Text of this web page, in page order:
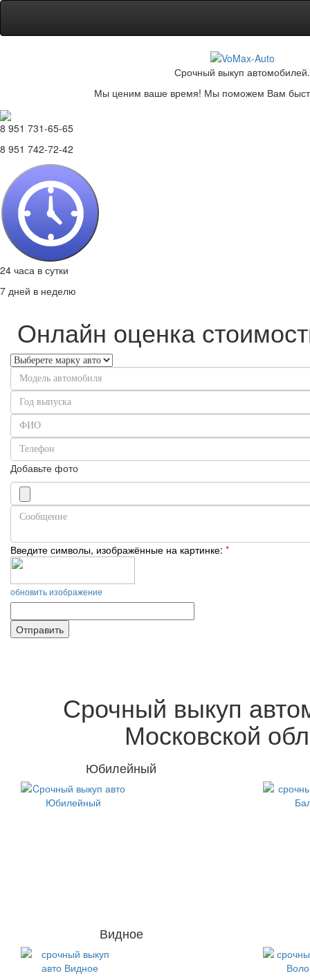
Срочный выкуп автомобилей.
Мы ценим ваше время! Мы поможем Вам
8 951 731-65-65
8 951 742-72-42
24 часа в сутки
7 дней в неделю
Онлайн оценка
Добавьте фото
Введите символы, изображённые на картинке: *
обновить изображение
Срочный выкуп
Московской
Юбилейный
Видное